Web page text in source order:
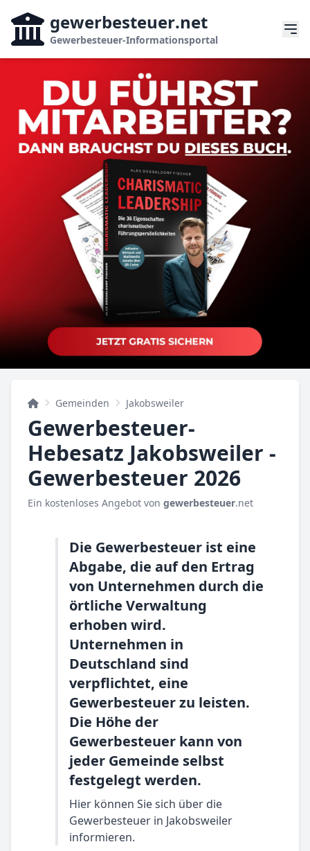
gewerbesteuer.net
Gewerbesteuer-Informationsportal
Gemeinden Jakobsweiler
Gewerbesteuer-
Hebesatz Jakobsweiler -
Gewerbesteuer 2026
Ein kostenloses Angebot von gewerbesteuer.net
Die Gewerbesteuer ist eine
Abgabe, die auf den Ertrag
von Unternehmen durch die
örtliche Verwaltung
erhoben wird.
Unternehmen in
Deutschland sind
verpflichtet, eine
Gewerbesteuer zu leisten.
Die Höhe der
Gewerbesteuer kann von
jeder Gemeinde selbst
festgelegt werden.
Hier können Sie sich über die
Gewerbesteuer in Jakobsweiler
informieren.